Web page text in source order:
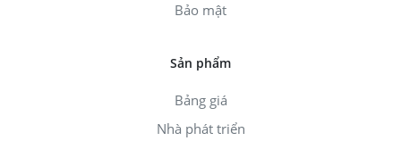
Bảo mật
Sản phẩm
Bảng giá
Nhà phát triển